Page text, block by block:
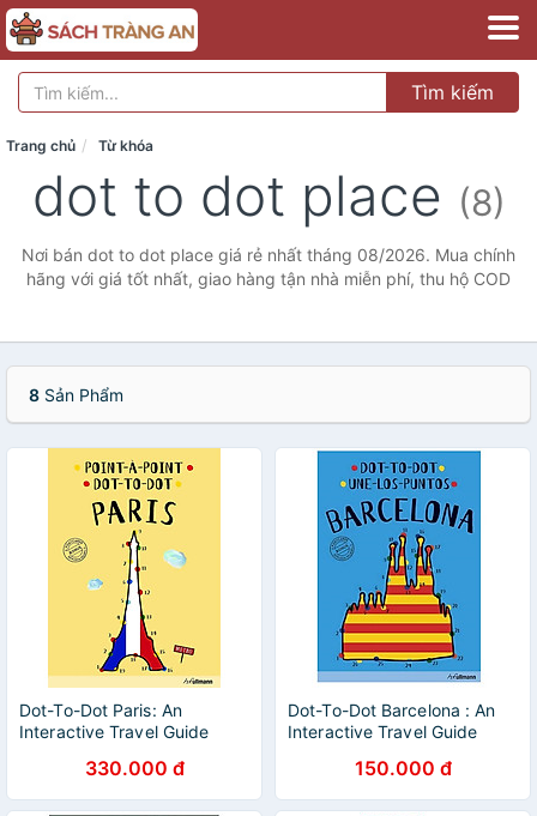
Tìm kiếm
Trang chủ Từ khóa
dot to dot place (8)
Nơi bán dot to dot place giá rẻ nhất tháng 08/2026. Mua chính
hãng với giá tốt nhất, giao hàng tận nhà miễn phí, thu hộ COD
8 Sản Phẩm
Dot-To-Dot Paris: An
Interactive Travel Guide
330.000 đ
Dot-To-Dot Barcelona : An
Interactive Travel Guide
150.000 đ